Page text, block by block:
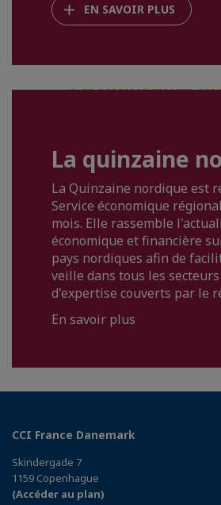
EN SAVOIR PLUS
La quinzaine
La Quinzaine nordique est
Service économique
mois. Elle rassemble
économique et financière
pays nordiques afin de
veille dans tous les
d'expertise couverts par le
En savoir plus
CCI France Danemark
Skindergade 7
1159 Copenhague
(Accéder au plan)